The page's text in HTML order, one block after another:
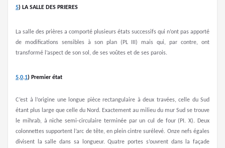
5) LA SALLE DES PRIERES
La salle des prières a comporté plusieurs états successifs qui n’ont pas apporté
de modifications sensibles à son plan (PL III) mais qui, par contre, ont
transformé l’aspect de son sol, de ses voûtes et de ses parois.
5.0.1) Premier état
C’est à l’origine une longue pièce rectangulaire à deux travées, celle du Sud
étant plus large que celle du Nord. Exactement au milieu du mur Sud se trouve
le mihrab, à niche semi-circulaire terminée par un cul de four (PI. X). Deux
colonnettes supportent l’arc de tête, en plein cintre surélevé. Onze nefs égales
divisent la salle dans sa longueur. Quatre portes s’ouvrent dans la façade